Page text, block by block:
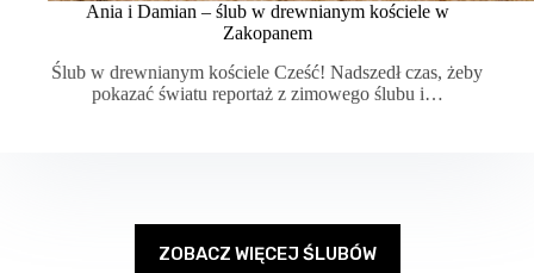
Ania i Damian – ślub w drewnianym kościele w
Zakopanem
Ślub w drewnianym kościele Cześć! Nadszedł czas, żeby
pokazać światu reportaż z zimowego ślubu i…
ZOBACZ WIĘCEJ ŚLUBÓW